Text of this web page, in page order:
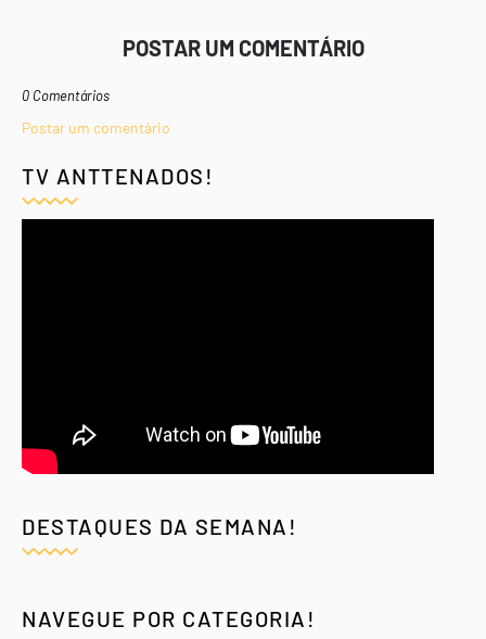
POSTAR UM COMENTÁRIO
0 Comentários
Postar um comentário
TV ANTTENADOS!
DESTAQUES DA SEMANA!
NAVEGUE POR CATEGORIA!